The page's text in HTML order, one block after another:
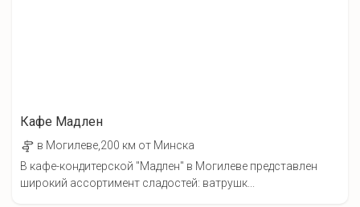
Кафе Мадлен
в Могилеве,200 км от Минска
В кафе-кондитерской "Мадлен" в Могилеве представлен
широкий ассортимент сладостей: ватрушк...